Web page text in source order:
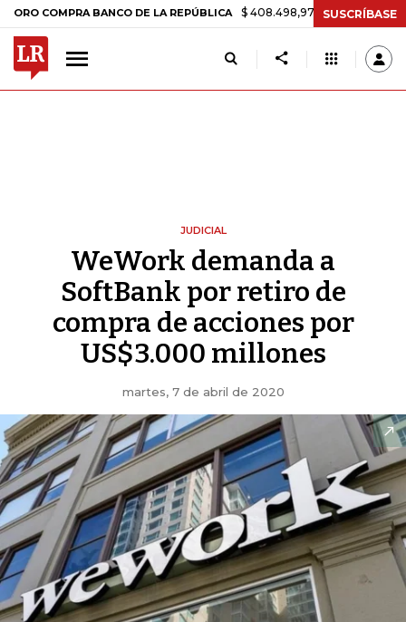
BANCO DE LA REPÚBLICA $ 408.498,97 +$ 8.753,81 +2,19%
SUSCRÍBASE
JUDICIAL
WeWork demanda a
SoftBank por retiro de
compra de acciones por
US$3.000 millones
martes, 7 de abril de 2020